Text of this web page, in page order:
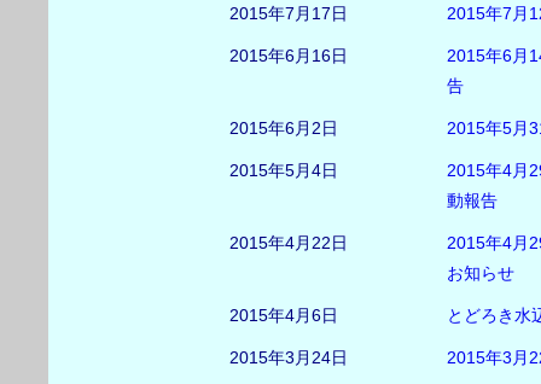
2015年7月17日 2015年7月
2015年6月16日
2015年6月
告
2015年6月2日 2015年5月
2015年5月4日
2015年4月
動報告
2015年4月22日
2015年4月
お知らせ
2015年4月6日 とどろき水
2015年3月24日 2015年3月